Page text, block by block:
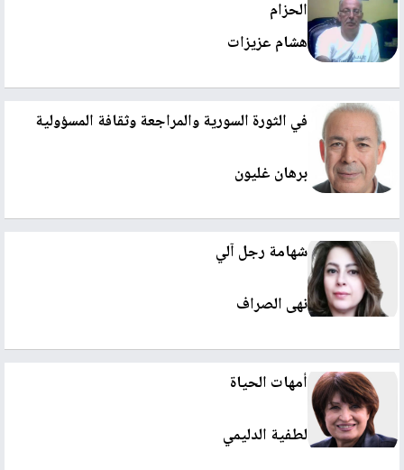
الحزام
هشام عزيزات
في الثورة السورية والمراجعة وثقافة المسؤولية
برهان غليون
شهامة رجل آلي
نهى الصراف
أمهات الحياة
لطفية الدليمي